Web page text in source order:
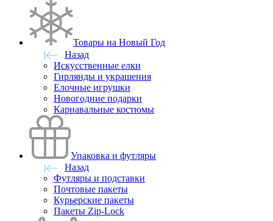
Товары на Новый Год
Назад
Искусственные елки
Гирлянды и украшения
Елочные игрушки
Новогодние подарки
Карнавальные костюмы
Упаковка и футляры
Назад
Футляры и подставки
Почтовые пакеты
Курьерские пакеты
Пакеты Zip-Lock